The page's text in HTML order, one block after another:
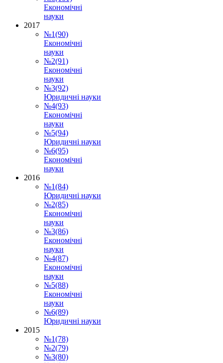
Економічні
науки
2017
№1(90)
Економічні
науки
№2(91)
Економічні
науки
№3(92)
Юридичні науки
№4(93)
Економічні
науки
№5(94)
Юридичні науки
№6(95)
Економічні
науки
2016
№1(84)
Юридичні науки
№2(85)
Економічні
науки
№3(86)
Економічні
науки
№4(87)
Економічні
науки
№5(88)
Економічні
науки
№6(89)
Юридичні науки
2015
№1(78)
№2(79)
№3(80)